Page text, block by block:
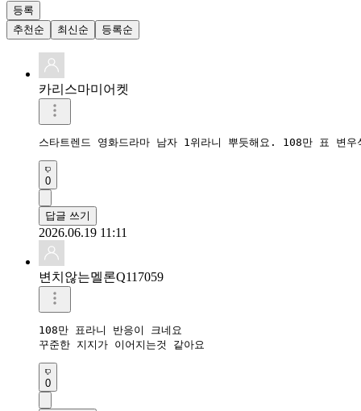
등록
추천순
최신순 등록순
카리스마미어켓
스타트렌드 영화드라마 남자 1위라니 뿌듯해요. 108만 표 변
0
답글 쓰기
2026.06.19 11:11
변치않는멜론Q117059
108만 표라니 반응이 크네요
꾸준한 지지가 이어지는것 같아요
0